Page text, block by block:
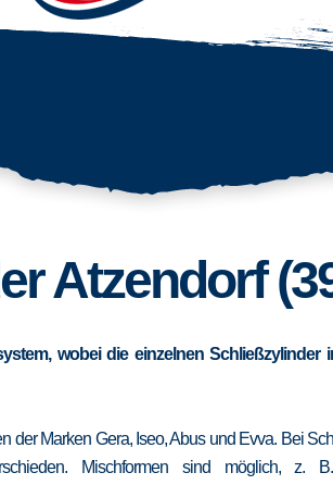
Atzendorf
wobei die einzelnen Schließzylinder
der Marken Gera, Iseo, Abus und Evva. Bei
Mischformen sind möglich, z.